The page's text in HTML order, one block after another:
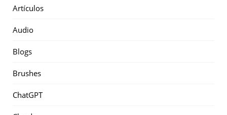
Artículos
Audio
Blogs
Brushes
ChatGPT